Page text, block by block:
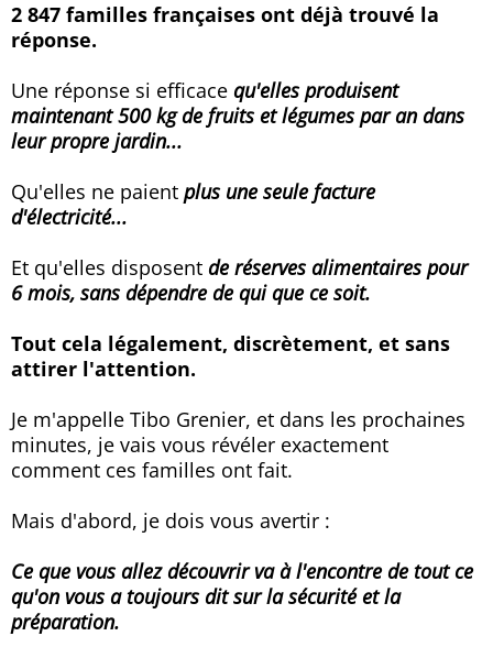
2 847 familles françaises ont déjà trouvé la
réponse.
Une réponse si efficace qu'elles produisent
maintenant 500 kg de fruits et légumes par an dans
leur propre jardin...
Qu'elles ne paient plus une seule facture
d'électricité...
Et qu'elles disposent de réserves alimentaires pour
6 mois, sans dépendre de qui que ce soit.
Tout cela légalement, discrètement, et sans
attirer l'attention.
Je m'appelle Tibo Grenier, et dans les prochaines
minutes, je vais vous révéler exactement
comment ces familles ont fait.
Mais d'abord, je dois vous avertir :
Ce que vous allez découvrir va à l'encontre de tout ce
qu'on vous a toujours dit sur la sécurité et la
préparation.